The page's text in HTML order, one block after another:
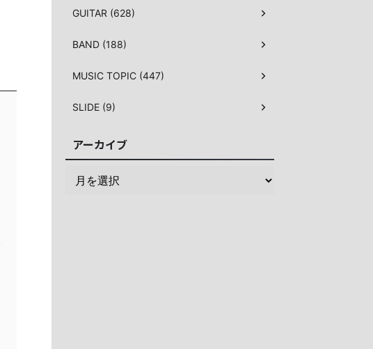
GUITAR (628)
BAND (188)
MUSIC TOPIC (447)
SLIDE (9)
アーカイブ